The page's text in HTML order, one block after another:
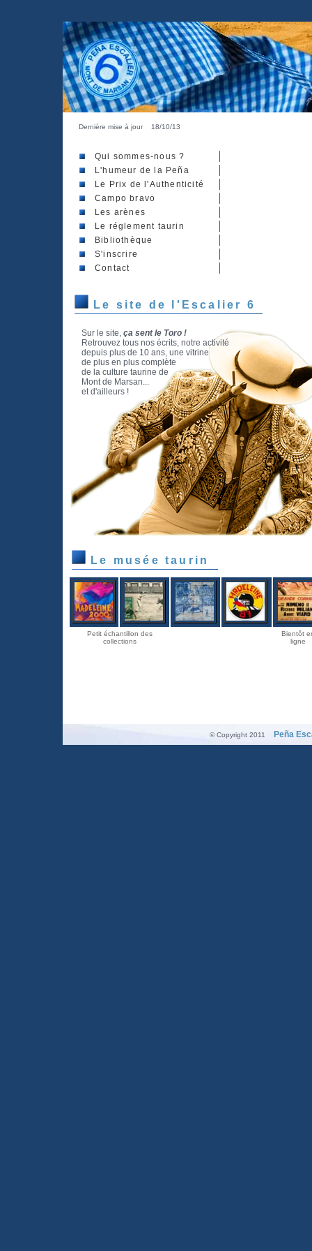
Dernière mise à jour 18/10/13
Qui sommes-nous ?
L'humeur de la Peña
Le Prix de l'Authenticité
Campo bravo
Les arènes
Le réglement taurin
Bibliothèque
S'inscrire
Contact
Le site de l'Escalier 6
Sur le site, ça sent le Toro !
Retrouvez tous nos écrits, notre activité
depuis plus de 10 ans, une vitrine
de plus en plus complète
de la culture taurine de
Mont de Marsan...
et d'ailleurs !
Le musée taurin
Petit échantillon des
collections
Bientôt
ligne
© Copyright 2011 Peña